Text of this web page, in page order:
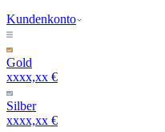
Kundenkonto
Gold
xxxx,xx €
Silber
xxxx,xx €